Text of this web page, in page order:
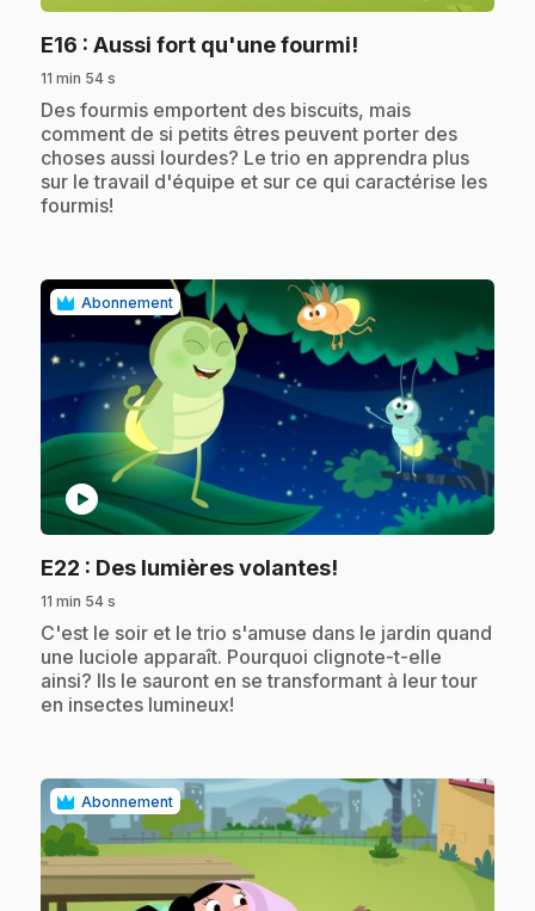
E16 : Aussi fort qu'une fourmi!
11 min 54 s
.Des fourmis emportent des biscuits, mais
comment de si petits êtres peuvent porter des
choses aussi lourdes? Le trio en apprendra plus
sur le travail d'équipe et sur ce qui caractérise les
fourmis!
Abonnement
play_circle
E22 : Des lumières volantes!
11 min 54 s
.C'est le soir et le trio s'amuse dans le jardin quand
une luciole apparaît. Pourquoi clignote-t-elle
ainsi? Ils le sauront en se transformant à leur tour
en insectes lumineux!
Abonnement